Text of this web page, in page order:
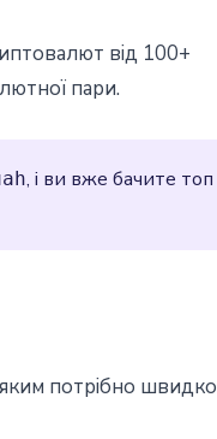
від 100+
пари.
, і ви вже бачите топ
потрібно швидко